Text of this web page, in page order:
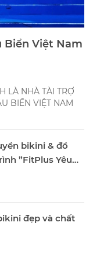
Biển Việt Nam
LÀ NHÀ TÀI TRỢ
BIỂN VIỆT NAM
bikini & đồ
”FitPlus Yêu
đẹp và chất